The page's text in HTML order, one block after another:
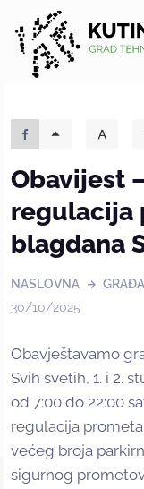
Kutina
Obavijest
regulacija
blagdana
NASLOVNA
30/10/2025
Obavještavamo
Svih svetih, 1. i 2.
od 7:00 do 22:00
regulacija
većeg broja
sigurnog